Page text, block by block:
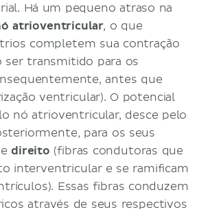
Há um pequeno atraso na
atrioventricular, o que
completem sua contração
ser transmitido para os
antes que
ventricular). O potencial
nó atrioventricular, desce pelo
para os seus
edireito (fibras condutoras que
interventricular e se ramificam
Essas fibras conduzem
através de seus respectivos